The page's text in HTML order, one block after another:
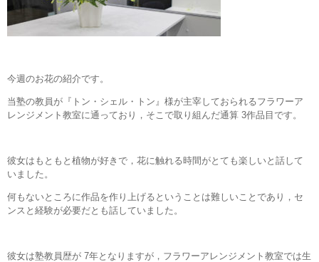
今週のお花の紹介です。
当塾の教員が『トン・シェル・トン』様が主宰しておられるフラワーア
レンジメント教室に通っており，そこで取り組んだ通算 3作品目です。
彼女はもともと植物が好きで，花に触れる時間がとても楽しいと話して
いました。
何もないところに作品を作り上げるということは難しいことであり，セ
ンスと経験が必要だとも話していました。
彼女は塾教員歴が 7年となりますが，フラワーアレンジメント教室では生